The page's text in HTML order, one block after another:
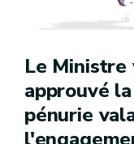
Le
approuvé
pénurie